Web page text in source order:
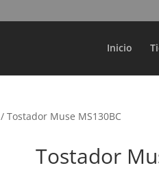
Inicio
Búsqueda
productos
/ Tostador Muse MS130BC
Tostador